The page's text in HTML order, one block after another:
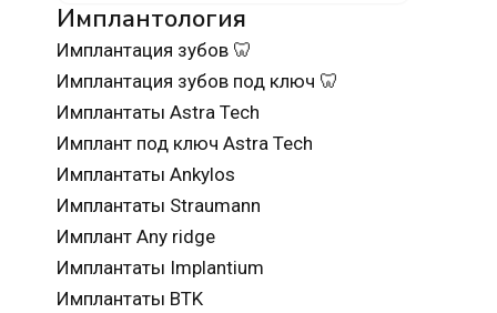
Имплантология
Имплантация зубов 🦷
Имплантация зубов под ключ 🦷
Имплантаты Astra Tech
Имплант под ключ Astra Tech
Имплантаты Ankylos
Имплантаты Straumann
Имплант Any ridge
Имплантаты Implantium
Имплантаты BTK